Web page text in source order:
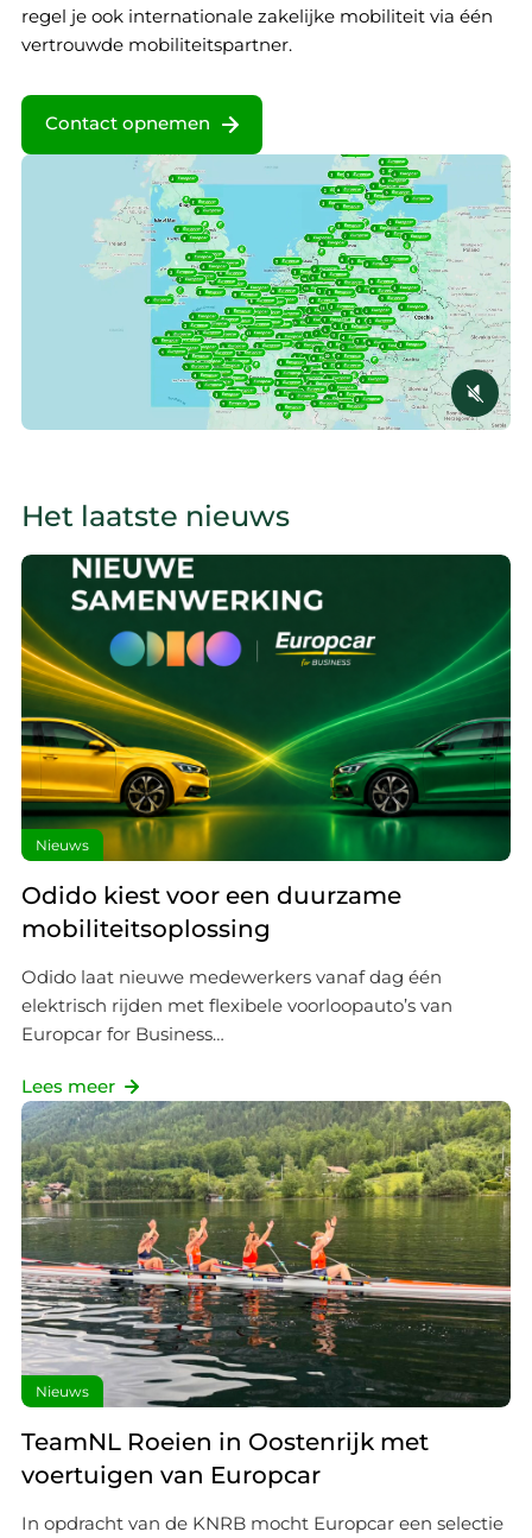
regel je ook internationale zakelijke mobiliteit via één
vertrouwde mobiliteitspartner.
Contact opnemen
Het laatste nieuws
Nieuws
Odido kiest voor een duurzame
mobiliteitsoplossing
Odido laat nieuwe medewerkers vanaf dag één
elektrisch rijden met flexibele voorloopauto’s van
Europcar for Business…
Lees meer
Nieuws
TeamNL Roeien in Oostenrijk met
voertuigen van Europcar
In opdracht van de KNRB mocht Europcar een selectie